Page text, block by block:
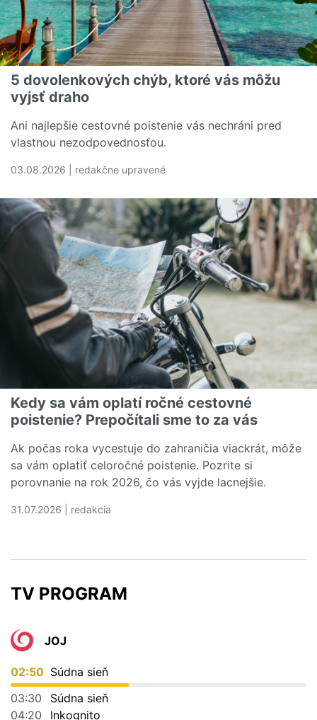
5 dovolenkových chýb, ktoré vás môžu
vyjsť draho
Ani najlepšie cestovné poistenie vás nechráni pred
vlastnou nezodpovednosťou.
03.08.2026 | redakčne upravené
Kedy sa vám oplatí ročné cestovné
poistenie? Prepočítali sme to za vás
Ak počas roka vycestuje do zahraničia viackrát, môže
sa vám oplatiť celoročné poistenie. Pozrite si
porovnanie na rok 2026, čo vás vyjde lacnejšie.
31.07.2026 | redakcia
TV PROGRAM
JOJ
02:50 Súdna sieň
03:30
Súdna sieň
04:20
Inkognito